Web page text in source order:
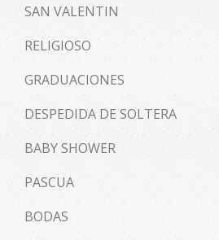
SAN VALENTIN
RELIGIOSO
GRADUACIONES
DESPEDIDA DE SOLTERA
BABY SHOWER
PASCUA
BODAS